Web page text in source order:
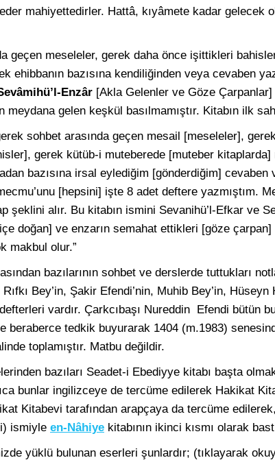
mahiyettedirler. Hattâ, kıyâmete kadar gelecek
geçen meseleler, gerek daha önce işittikleri
ehibbanın bazısına kendiliğinden veya cevaben
Enzâr [Akla Gelenler ve Göze
gelen keşkül basılmamıştır. Kitabın ilk
sohbet arasında geçen mesail [meseleler],
gerek kütüb-i muteberede [muteber
bazısına irsal eylediğim [gönderdiğim] cevaben
[hepsini] işte 8 adet deftere yazmıştım.
şeklini alır. Bu kitabın ismini Sevanihü’l-Efkar ve
doğan] ve enzarın semahat ettikleri [göze
makbul olur.”
bazılarının sohbet ve derslerde tuttukları
Bey’in, Şakir Efendi’nin, Muhib Bey’in, Hüseyn
vardır. Çarkcıbaşı Nureddin Efendi bütün
beraberce tedkik buyurarak 1404 (m.1983)
toplamıştır. Matbu değildir.
bazıları Seadet-i Ebediyye kitabı başta
bunlar ingilizceye de tercüme edilerek Hakikat
Kitabevi tarafından arapçaya da tercüme
ismiyle en-Nâhiye kitabının ikinci kısmı olarak
yüklü bulunan eserleri şunlardır; (tıklayarak